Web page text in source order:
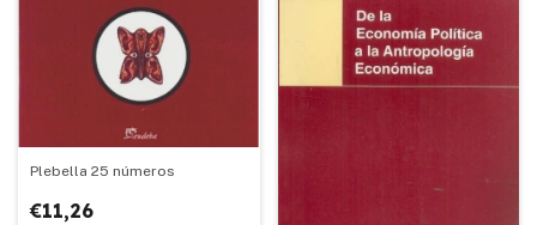
Plebella 25 números
€11,26